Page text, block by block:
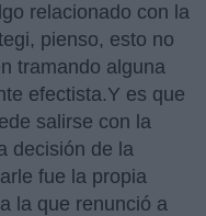
relacionado con la
pienso, esto no
tramando alguna
efectista.Y es que
salirse con la
decisión de la
fue la propia
la que renunció a